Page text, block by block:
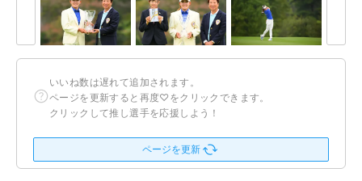
いいね数は遅れて追加されます。
ページを更新すると再度♡をクリックできます。
クリックして推し選手を応援しよう！
ページを更新